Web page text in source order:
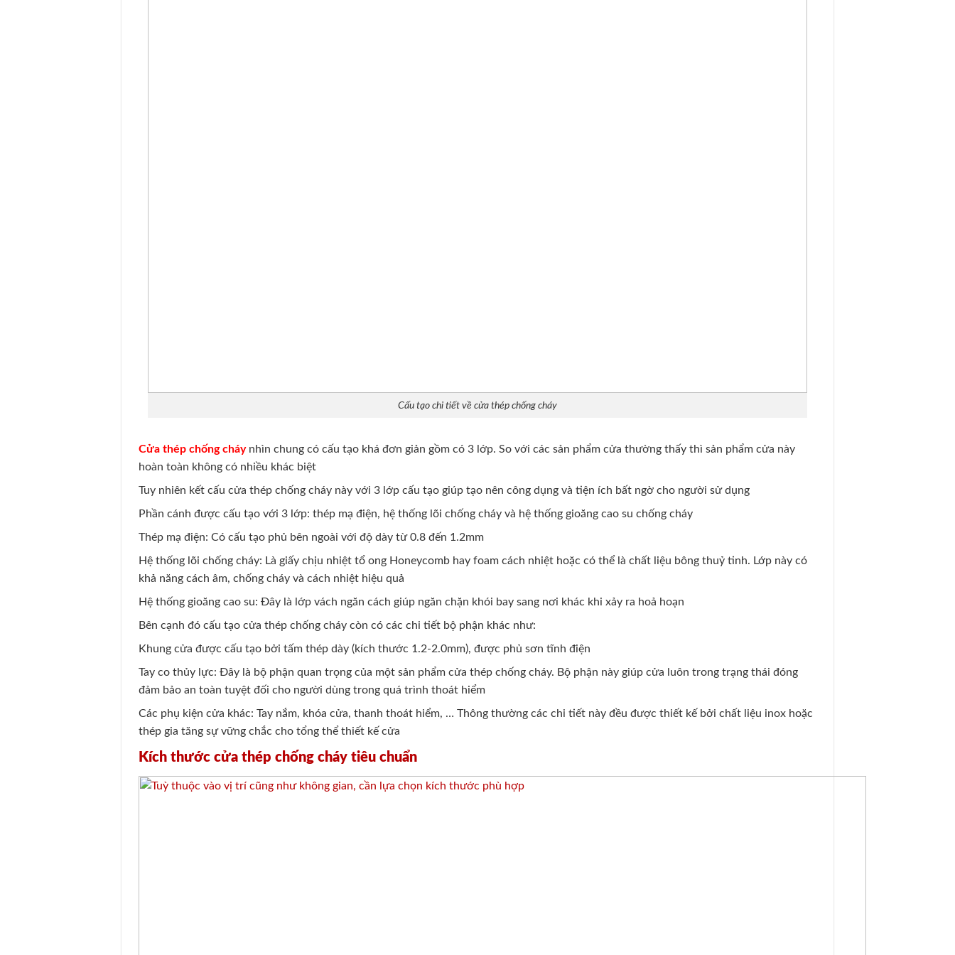
Cấu tạo chi tiết về cửa thép chống cháy
Cửa thép chống cháynhìn chung có cấu tạo khá đơn giản gồm có 3 lớp. So với các sản phẩm cửa thường thấy thì sản phẩm cửa này
hoàn toàn không có nhiều khác biệt
Tuy nhiên kết cấu cửa thép chống cháy này với 3 lớp cấu tạo giúp tạo nên công dụng và tiện ích bất ngờ cho người sử dụng
Phần cánh được cấu tạo với 3 lớp: thép mạ điện, hệ thống lõi chống cháy và hệ thống gioăng cao su chống cháy
Thép mạ điện: Có cấu tạo phủ bên ngoài với độ dày từ 0.8 đến 1.2mm
Hệ thống lõi chống cháy: Là giấy chịu nhiệt tổ ong Honeycomb hay foam cách nhiệt hoặc có thể là chất liệu bông thuỷ tinh. Lớp này có
khả năng cách âm, chống cháy và cách nhiệt hiệu quả
Hệ thống gioăng cao su: Đây là lớp vách ngăn cách giúp ngăn chặn khói bay sang nơi khác khi xảy ra hoả hoạn
Bên cạnh đó cấu tạo cửa thép chống cháy còn có các chi tiết bộ phận khác như:
Khung cửa được cấu tạo bởi tấm thép dày (kích thước 1.2-2.0mm), được phủ sơn tĩnh điện
Tay co thủy lực: Đây là bộ phận quan trọng của một sản phẩm cửa thép chống cháy. Bộ phận này giúp cửa luôn trong trạng thái đóng
đảm bảo an toàn tuyệt đối cho người dùng trong quá trình thoát hiểm
Các phụ kiện cửa khác: Tay nắm, khóa cửa, thanh thoát hiểm, … Thông thường các chi tiết này đều được thiết kế bởi chất liệu inox hoặc
thép gia tăng sự vững chắc cho tổng thể thiết kế cửa
Kích thước cửa thép chống cháy tiêu chuẩn